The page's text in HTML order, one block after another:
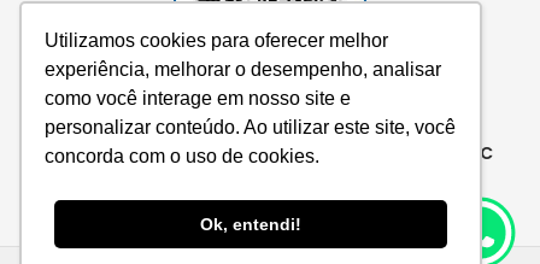
Utilizamos cookies para oferecer melhor
experiência, melhorar o desempenho, analisar
como você interage em nosso site e
personalizar conteúdo. Ao utilizar este site, você
concorda com o uso de cookies.
Ok, entendi!
Consulte aqui o cadastro da instituição no e-MEC